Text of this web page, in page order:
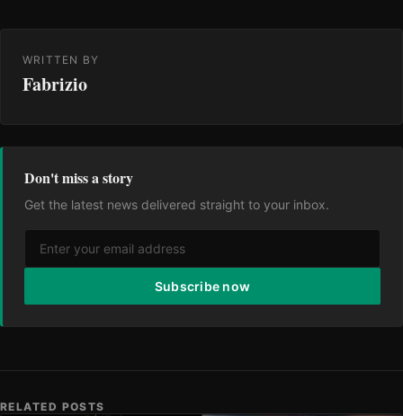
WRITTEN BY
Fabrizio
Don't miss a story
Get the latest news delivered straight to your inbox.
Subscribe now
RELATED POSTS